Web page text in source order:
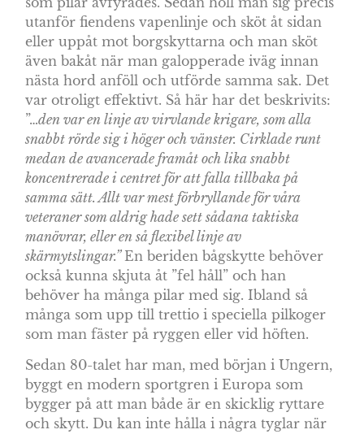
utanför fiendens vapenlinje och sköt åt sidan
eller uppåt mot borgskyttarna och man sköt
även bakåt när man galopperade iväg innan
nästa hord anföll och utförde samma sak. Det
var otroligt effektivt. Så här har det beskrivits:
”…den var en linje av virvlande krigare, som alla
snabbt rörde sig i höger och vänster. Cirklade runt
medan de avancerade framåt och lika snabbt
koncentrerade i centret för att falla tillbaka på
samma sätt. Allt var mest förbryllande för våra
veteraner som aldrig hade sett sådana taktiska
manövrar, eller en så flexibel linje av
skärmytslingar.” En beriden bågskytte behöver
också kunna skjuta åt ”fel håll” och han
behöver ha många pilar med sig. Ibland så
många som upp till trettio i speciella pilkoger
som man fäster på ryggen eller vid höften.
Sedan 80-talet har man, med början i Ungern,
byggt en modern sportgren i Europa som
bygger på att man både är en skicklig ryttare
och skytt. Du kan inte hålla i några tyglar när